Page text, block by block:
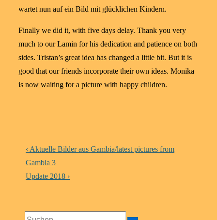
wartet nun auf ein Bild mit glücklichen Kindern.
Finally we did it, with five days delay. Thank you very
much to our Lamin for his dedication and patience on both
sides. Tristan’s great idea has changed a little bit. But it is
good that our friends incorporate their own ideas. Monika
is now waiting for a picture with happy children.
Beitragsnavigation
Vorheriger
Beitrag
ist
‹ Aktuelle Bilder aus Gambia/latest pictures from
Gambia 3
Nächster
Update 2018 ›
Suchen